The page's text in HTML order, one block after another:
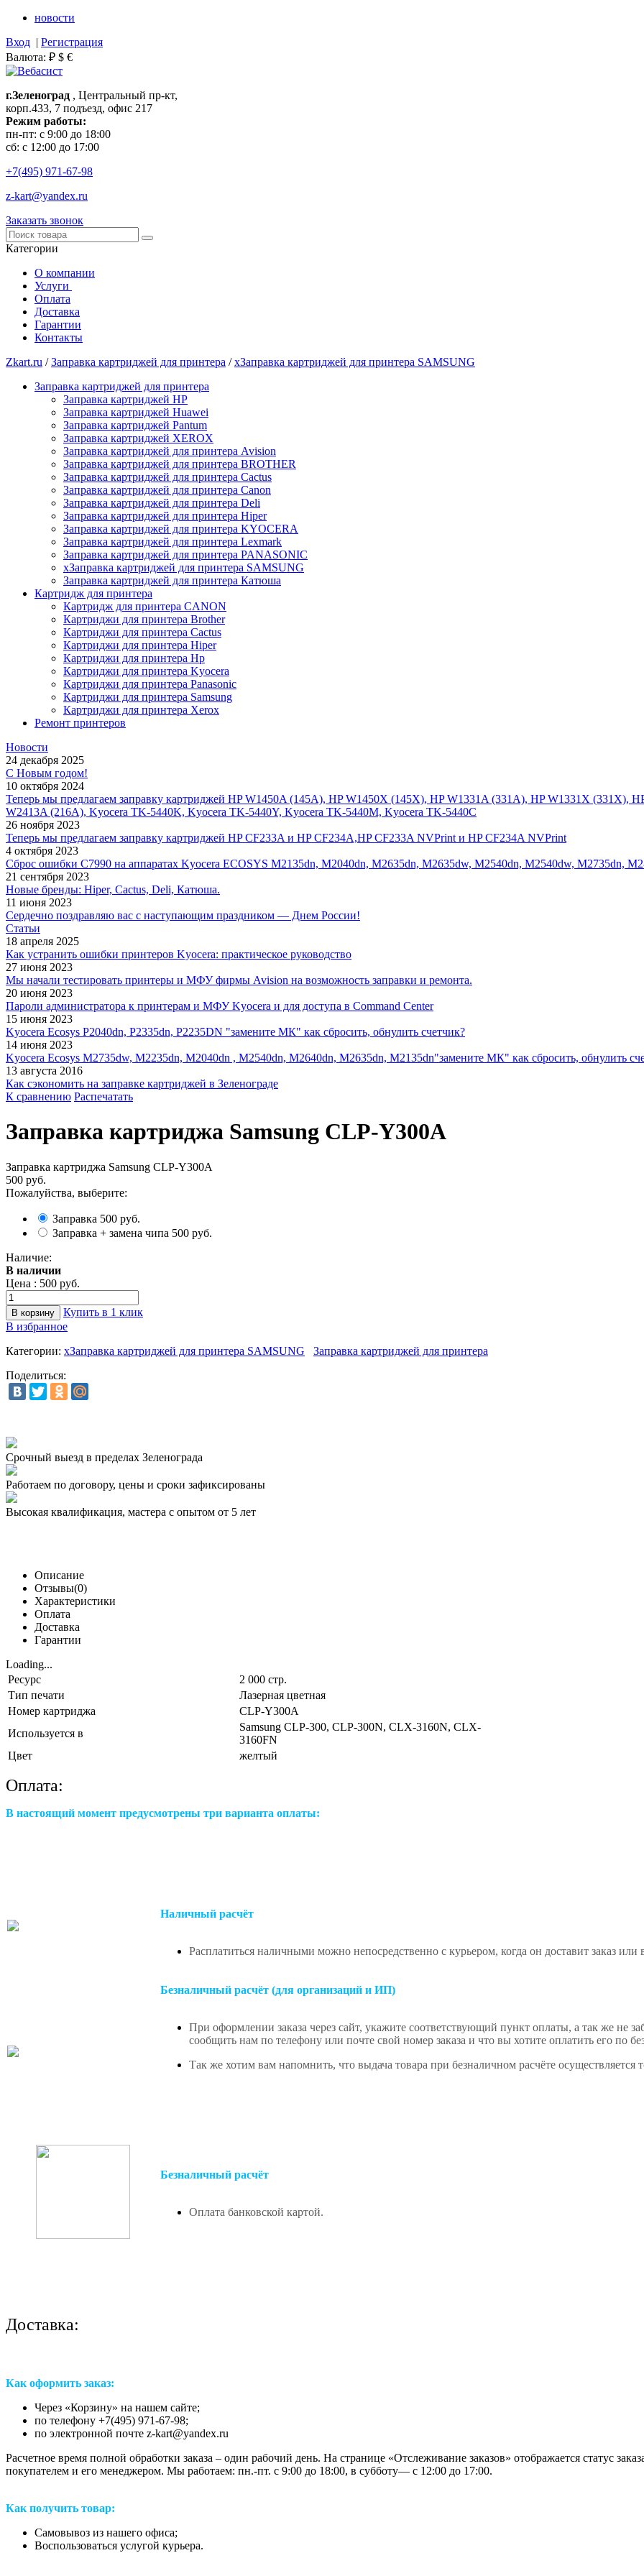
новости
Вход | Регистрация
Валюта: ₽ $ €
г.Зеленоград , Центральный пр-кт,
корп.433, 7 подъезд, офис 217
Режим работы:
пн-пт: с 9:00 до 18:00
сб: с 12:00 до 17:00
+7(495) 971-67-98
z-kart@yandex.ru
Заказать звонок
Категории
О компании
Услуги
Оплата
Доставка
Гарантии
Контакты
Zkart.ru /Заправка картриджей для принтера /xЗаправка картриджей для принтера SAMSUNG
Заправка картриджей для принтера
Заправка картриджей HP
Заправка картриджей Huawei
Заправка картриджей Pantum
Заправка картриджей XEROX
Заправка картриджей для принтера Avision
Заправка картриджей для принтера BROTHER
Заправка картриджей для принтера Cactus
Заправка картриджей для принтера Canon
Заправка картриджей для принтера Deli
Заправка картриджей для принтера Hiper
Заправка картриджей для принтера KYOCERA
Заправка картриджей для принтера Lexmark
Заправка картриджей для принтера PANASONIC
xЗаправка картриджей для принтера SAMSUNG
Заправка картриджей для принтера Катюша
Картридж для принтера
Картридж для принтера CANON
Картриджи для принтера Brother
Картриджи для принтера Cactus
Картриджи для принтера Hiper
Картриджи для принтера Hp
Картриджи для принтера Kyocera
Картриджи для принтера Panasonic
Картриджи для принтера Samsung
Картриджи для принтера Xerox
Ремонт принтеров
Новости
24 декабря 2025
С Новым годом!
10 октября 2024
Теперь мы предлагаем заправку картриджей HP W1450A (145A), HP W1450X (145X), HP W1331A (331A), HP W1331X (331X),
W2413A (216A), Kyocera TK-5440K, Kyocera TK-5440Y, Kyocera TK-5440M, Kyocera TK-5440C
26 ноября 2023
Теперь мы предлагаем заправку картриджей HP CF233A и HP CF234A,HP CF233A NVPrint и HP CF234A NVPrint
4 октября 2023
Сброс ошибки С7990 на аппаратах Kyocera ECOSYS M2135dn, M2040dn, M2635dn, M2635dw, M2540dn, M2540dw, M2735dn,
21 сентября 2023
Новые бренды: Hiper, Cactus, Deli, Катюша.
11 июня 2023
Сердечно поздравляю вас с наступающим праздником — Днем России!
Статьи
18 апреля 2025
Как устранить ошибки принтеров Kyocera: практическое руководство
27 июня 2023
Мы начали тестировать принтеры и МФУ фирмы Avision на возможность заправки и ремонта.
20 июня 2023
Пароли администратора к принтерам и МФУ Kyocera и для доступа в Command Center
15 июня 2023
Kyocera Ecosys P2040dn, P2335dn, P2235DN "замените МК" как сбросить, обнулить счетчик?
14 июня 2023
Kyocera Ecosys M2735dw, M2235dn, M2040dn , M2540dn, M2640dn, M2635dn, M2135dn"замените МК" как сбросить, обнулить
13 августа 2016
Как сэкономить на заправке картриджей в Зеленограде
К сравнению Распечатать
Заправка картриджа Samsung CLP-Y300A
Заправка картриджа Samsung CLP-Y300A
500 руб.
Пожалуйства, выберите:
Заправка 500 руб.
Заправка + замена чипа 500 руб.
Наличие:
В наличии
Цена : 500 руб.
Купить в 1 клик
В избранное
Категории: xЗаправка картриджей для принтера SAMSUNG
Заправка картриджей для принтера
Поделиться:
Срочный выезд в пределах Зеленограда
Работаем по договору, цены и сроки зафиксированы
Высокая квалификация, мастера с опытом от 5 лет
Описание
Отзывы(0)
Характеристики
Оплата
Доставка
Гарантии
Loading...
Ресурс
2 000 стр.
Тип печати
Лазерная цветная
Номер картриджа
CLP-Y300A
Используется в
Samsung CLP-300, CLP-300N, CLX-3160N, CLX-
3160FN
Цвет
желтый
Оплата:
В настоящий момент предусмотрены три варианта оплаты:
Наличный расчёт
Расплатиться наличными можно непосредственно с курьером, когда он доставит заказ
Безналичный расчёт (для организаций и ИП)
При оформлении заказа через сайт, укажите соответствующий пункт оплаты, а так же не
сообщить нам по телефону или почте свой номер заказа и что вы хотите оплатить его по
Так же хотим вам напомнить, что выдача товара при безналичном расчёте
Безналичный расчёт
Оплата банковской картой.
Доставка:
Как оформить заказ:
Через «Корзину» на нашем сайте;
по телефону +7(495) 971-67-98;
по электронной почте z-kart@yandex.ru
Расчетное время полной обработки заказа – один рабочий день. На странице «Отслеживание заказов» отображается статус
покупателем и его менеджером. Мы работаем: пн.-пт. с 9:00 до 18:00, в субботу— с 12:00 до 17:00.
Как получить товар:
Самовывоз из нашего офиса;
Воспользоваться услугой курьера.